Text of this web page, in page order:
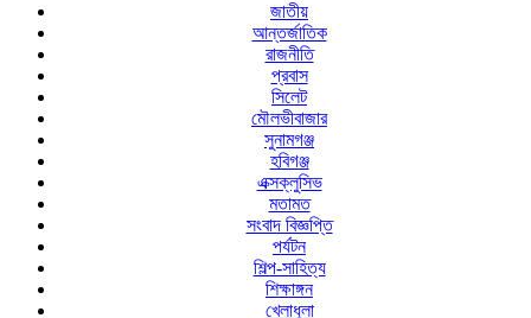
জাতীয়
আন্তর্জাতিক
রাজনীতি
প্রবাস
সিলেট
মৌলভীবাজার
সুনামগঞ্জ
হবিগঞ্জ
এক্সক্লুসিভ
মতামত
সংবাদ বিজ্ঞপ্তি
পর্যটন
শিল্প-সাহিত্য
শিক্ষাঙ্গন
খেলাধুলা